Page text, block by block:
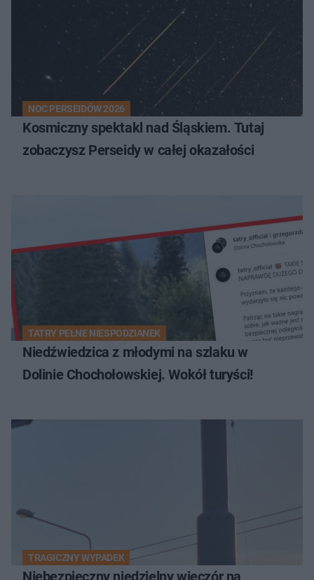
NOC PERSEIDÓW 2026
Kosmiczny spektakl nad Śląskiem. Tutaj
zobaczysz Perseidy w całej okazałości
TATRY PEŁNE NIESPODZIANEK
Niedźwiedzica z młodymi na szlaku w
Dolinie Chochołowskiej. Wokół turyści!
TRAGICZNY WYPADEK
Niebezpieczny niedzielny wieczór na